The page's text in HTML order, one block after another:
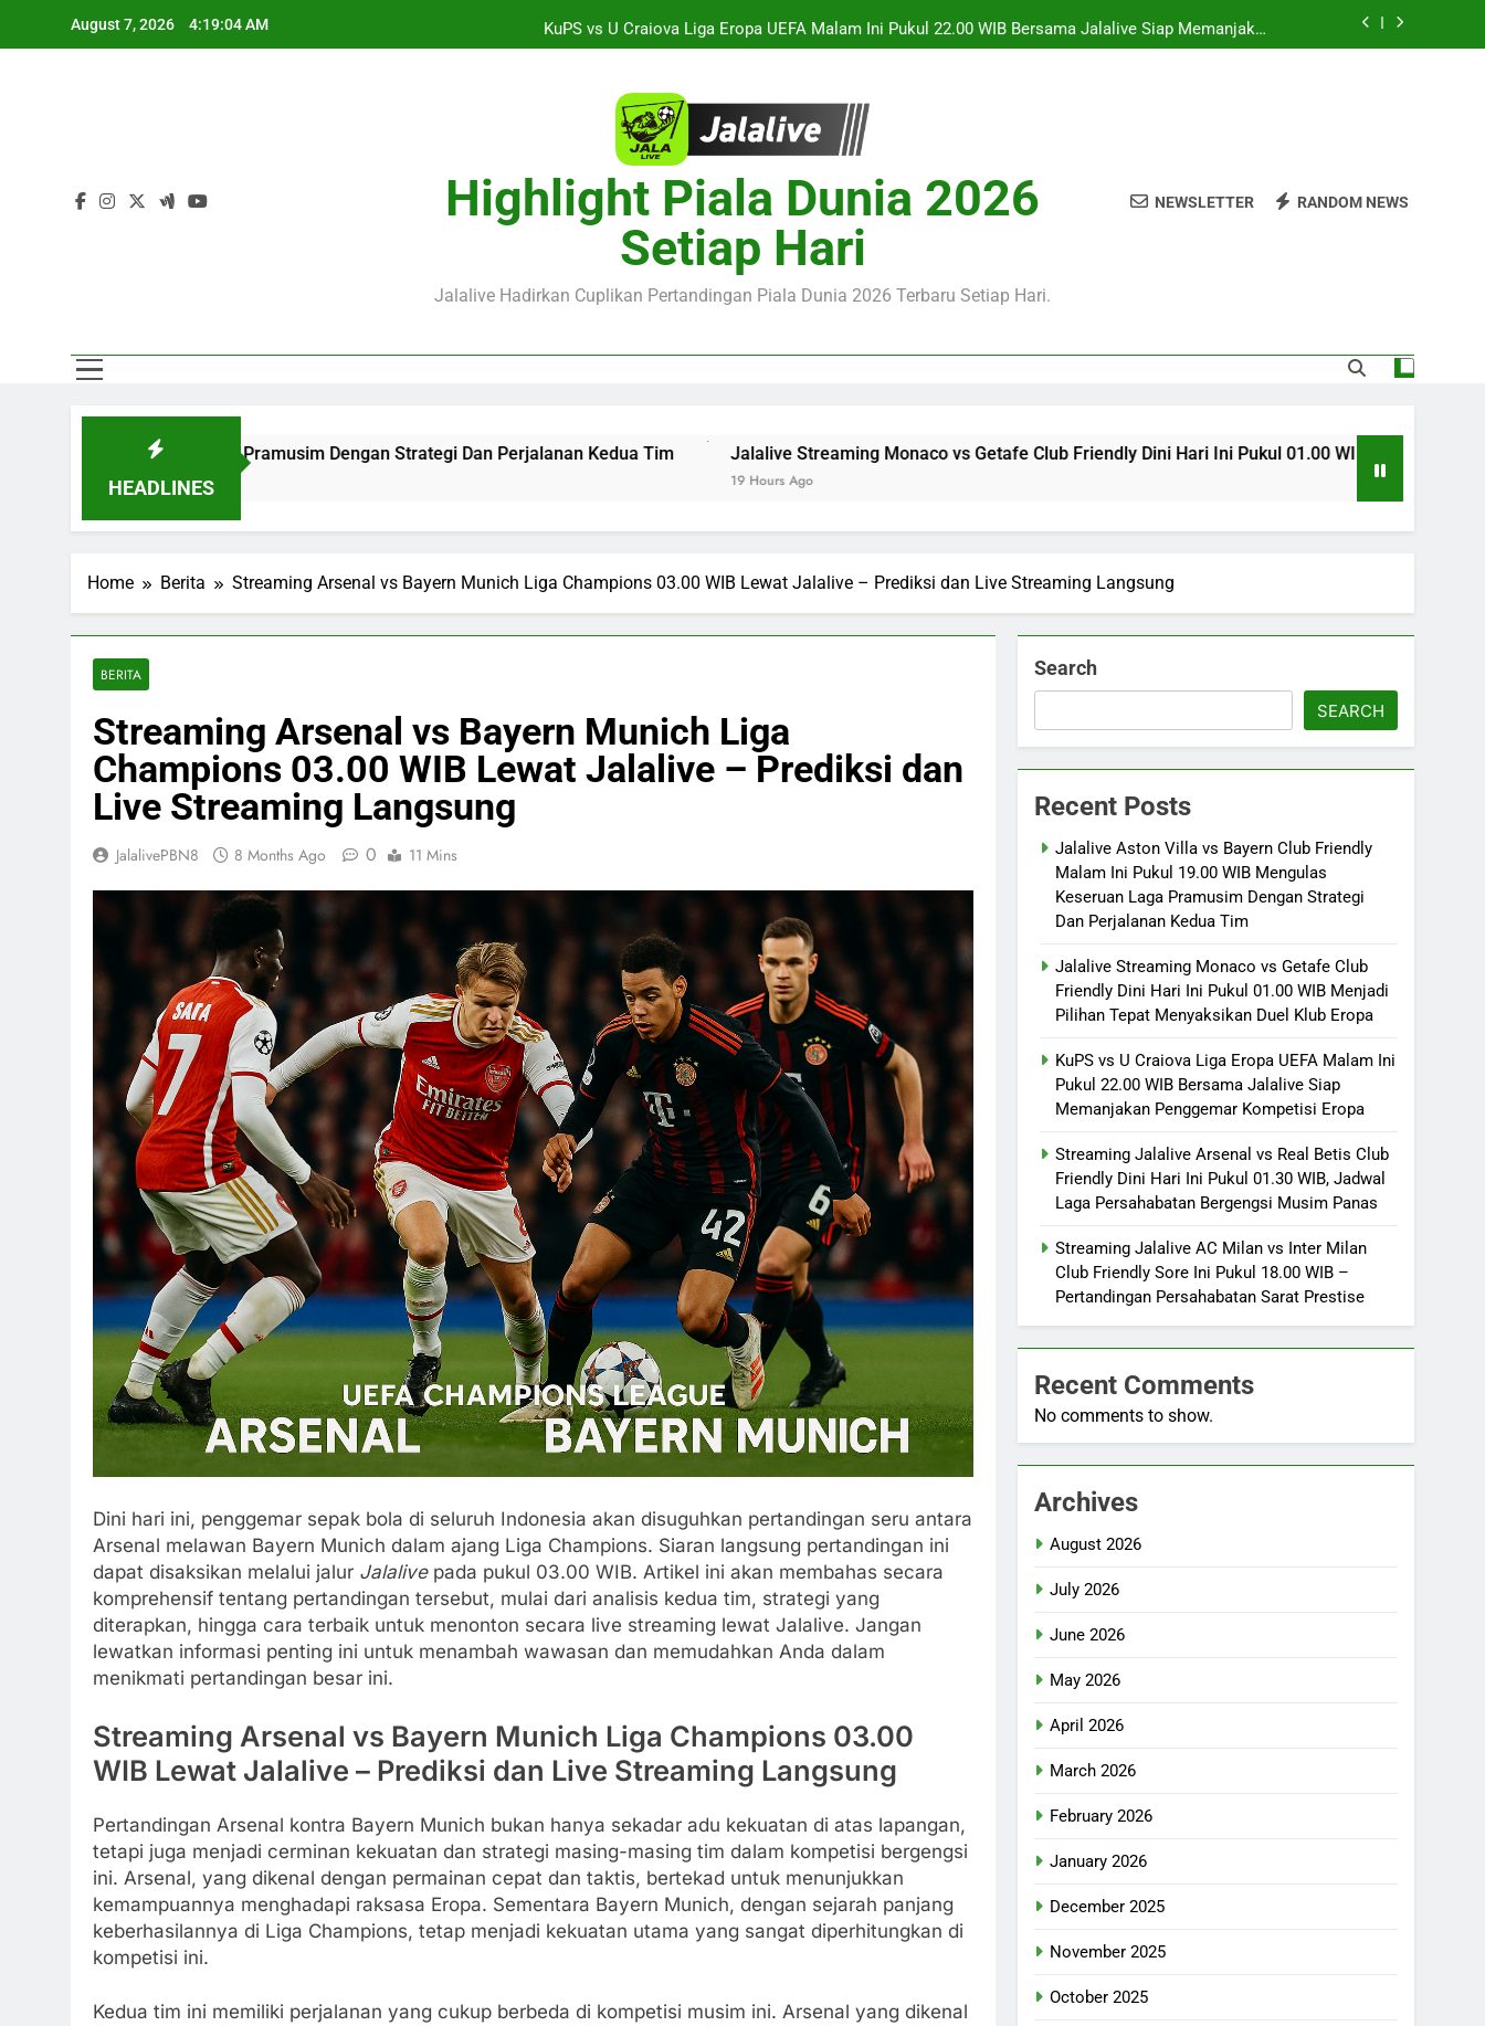
August 7, 2026 4:19:06 AM
KuPS vs U Craiova Liga Eropa UEFA Malam Ini Pukul 22.00 WIB Bersama Jalalive Siap Memanjakan
Penggemar Kompetisi Eropa
Jalalive Aston Villa vs Bayern Club Friendly Malam Ini Pukul 19.00 WIB Mengulas Keseruan Laga Pramusim
Jalalive Streaming Monaco vs Getafe Club Friendly Dini Hari Ini Pukul 01.00 WIB Menjadi Pilihan Tepat
KuPS vs U Craiova Liga Eropa UEFA Malam Ini Pukul 22.00 WIB Bersama Jalalive Siap Memanjakan
Streaming Jalalive Arsenal vs Real Betis Club Friendly Dini Hari Ini Pukul 01.30 WIB, Jadwal Laga
Persahabatan Bergengsi Musim Panas
Highlight Piala Dunia 2026
Setiap Hari
Jalalive Hadirkan Cuplikan Pertandingan Piala Dunia 2026 Terbaru Setiap Hari.
NEWSLETTER RANDOM NEWS
HEADLINES
Laga Pramusim Dengan Strategi Dan Perjalanan Kedua Tim Jalalive Streaming Monaco vs Getafe Club Friendly Dini Hari Ini Pukul 01.00 WIB Menjadi Pilihan Tepat
Home Berita Streaming Arsenal vs Bayern Munich Liga Champions 03.00 WIB Lewat Jalalive – Prediksi dan Live Streaming Langsung
BERITA
Streaming Arsenal vs Bayern Munich Liga
Champions 03.00 WIB Lewat Jalalive – Prediksi dan
Live Streaming Langsung
JalalivePBN8 8 Months Ago 0 11 Mins
Dini hari ini, penggemar sepak bola di seluruh Indonesia akan disuguhkan pertandingan seru antara
Arsenal melawan Bayern Munich dalam ajang Liga Champions. Siaran langsung pertandingan ini
dapat disaksikan melalui jalur Jalalivepada pukul 03.00 WIB. Artikel ini akan membahas secara
komprehensif tentang pertandingan tersebut, mulai dari analisis kedua tim, strategi yang
diterapkan, hingga cara terbaik untuk menonton secara live streaming lewat Jalalive. Jangan
lewatkan informasi penting ini untuk menambah wawasan dan memudahkan Anda dalam
menikmati pertandingan besar ini.
Streaming Arsenal vs Bayern Munich Liga Champions 03.00
WIB Lewat Jalalive – Prediksi dan Live Streaming Langsung
Pertandingan Arsenal kontra Bayern Munich bukan hanya sekadar adu kekuatan di atas lapangan,
tetapi juga menjadi cerminan kekuatan dan strategi masing-masing tim dalam kompetisi bergengsi
ini. Arsenal, yang dikenal dengan permainan cepat dan taktis, bertekad untuk menunjukkan
kemampuannya menghadapi raksasa Eropa. Sementara Bayern Munich, dengan sejarah panjang
keberhasilannya di Liga Champions, tetap menjadi kekuatan utama yang sangat diperhitungkan di
kompetisi ini.
Kedua tim ini memiliki perjalanan yang cukup berbeda di kompetisi musim ini. Arsenal yang dikenal
Search
SEARCH
Recent Posts
Jalalive Aston Villa vs Bayern Club Friendly
Malam Ini Pukul 19.00 WIB Mengulas
Keseruan Laga Pramusim Dengan Strategi
Dan Perjalanan Kedua Tim
Jalalive Streaming Monaco vs Getafe Club
Friendly Dini Hari Ini Pukul 01.00 WIB Menjadi
Pilihan Tepat Menyaksikan Duel Klub Eropa
KuPS vs U Craiova Liga Eropa UEFA Malam Ini
Pukul 22.00 WIB Bersama Jalalive Siap
Memanjakan Penggemar Kompetisi Eropa
Streaming Jalalive Arsenal vs Real Betis Club
Friendly Dini Hari Ini Pukul 01.30 WIB, Jadwal
Laga Persahabatan Bergengsi Musim Panas
Streaming Jalalive AC Milan vs Inter Milan
Club Friendly Sore Ini Pukul 18.00 WIB –
Pertandingan Persahabatan Sarat Prestise
Recent Comments
No comments to show.
Archives
August 2026
July 2026
June 2026
May 2026
April 2026
March 2026
February 2026
January 2026
December 2025
November 2025
October 2025